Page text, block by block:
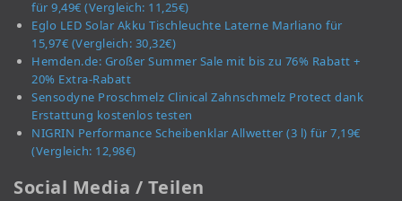
für 9,49€ (Vergleich: 11,25€)
Eglo LED Solar Akku Tischleuchte Laterne Marliano für
15,97€ (Vergleich: 30,32€)
Hemden.de: Großer Summer Sale mit bis zu 76% Rabatt +
20% Extra-Rabatt
Sensodyne Proschmelz Clinical Zahnschmelz Protect dank
Erstattung kostenlos testen
NIGRIN Performance Scheibenklar Allwetter (3 l) für 7,19€
(Vergleich: 12,98€)
Social Media / Teilen